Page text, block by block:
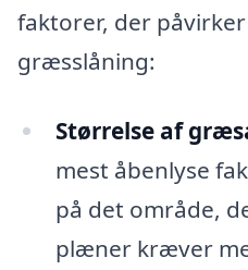
faktorer, der
græsslåning:
Størrelse af
mest åbenlyse
på det område,
plæner kræver